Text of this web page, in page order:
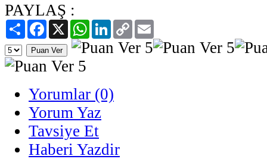
PAYLAŞ :
PaylaşFacebook
X WhatsAppLinkedIn
Copy
Link
Yorumlar (0)
Yorum Yaz
Tavsiye Et
Haberi Yazdir